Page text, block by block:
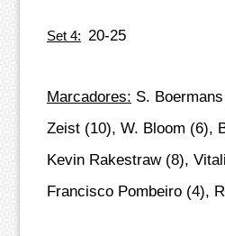
Set 4: 20-25
Marcadores: S.
Zeist (10), W. Bloom (6),
Kevin Rakestraw (8),
Francisco Pombeiro (4),